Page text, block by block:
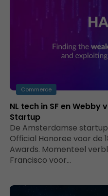
Commerce
NL tech in SF en
Startup
De Amsterdamse
Official Honoree voor de
Awards. Momenteel
Francisco voor…